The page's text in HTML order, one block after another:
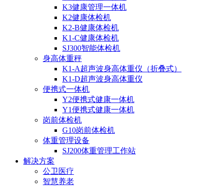
K3健康管理一体机
K2健康体检机
K2-B健康体检机
K1-C健康体检机
SJ300智能体检机
身高体重秤
K1-A超声波身高体重仪（折叠式）
K1-D超声波身高体重仪
便携式一体机
Y2便携式健康一体机
Y1便携式健康一体机
岗前体检机
G10岗前体检机
体重管理设备
SJ200体重管理工作站
解决方案
公卫医疗
智慧养老